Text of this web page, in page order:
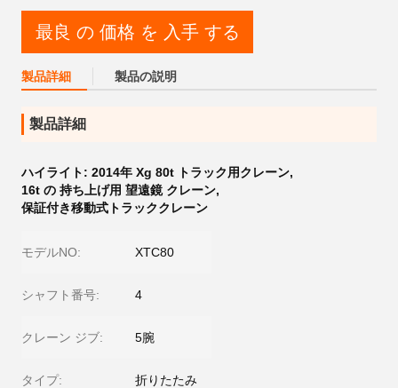
最良 の 価格 を 入手 する
製品詳細 製品の説明
製品詳細
ハイライト: 2014年 Xg 80t トラック用クレーン,
16t の 持ち上げ用 望遠鏡 クレーン,
保証付き移動式トラッククレーン
モデルNO: XTC80
シャフト番号: 4
クレーン ジブ: 5腕
タイプ: 折りたたみ